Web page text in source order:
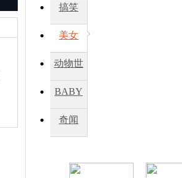
搞笑
美女
动物世
BABY
秀
奇闻